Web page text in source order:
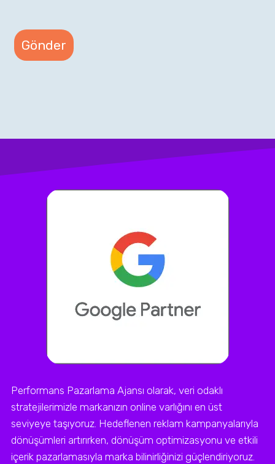
Performans Pazarlama Ajansı olarak, veri odaklı
stratejilerimizle markanızın online varlığını en üst
seviyeye taşıyoruz. Hedeflenen reklam kampanyalarıyla
dönüşümleri artırırken, dönüşüm optimizasyonu ve etkili
içerik pazarlamasıyla marka bilinirliğinizi güçlendiriyoruz.